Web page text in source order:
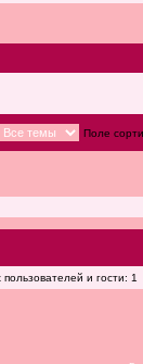
Поле
и гости: 1